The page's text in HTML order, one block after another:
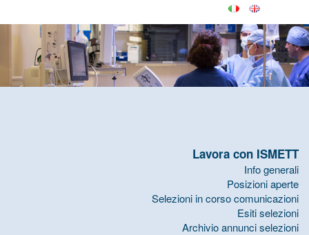
Lavora con ISMETT
Info generali
Posizioni aperte
Selezioni in corso comunicazioni
Esiti selezioni
Archivio annunci selezioni